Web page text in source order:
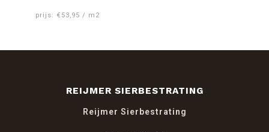
prijs: €53,95 / m2
REIJMER SIERBESTRATING
Reijmer Sierbestrating